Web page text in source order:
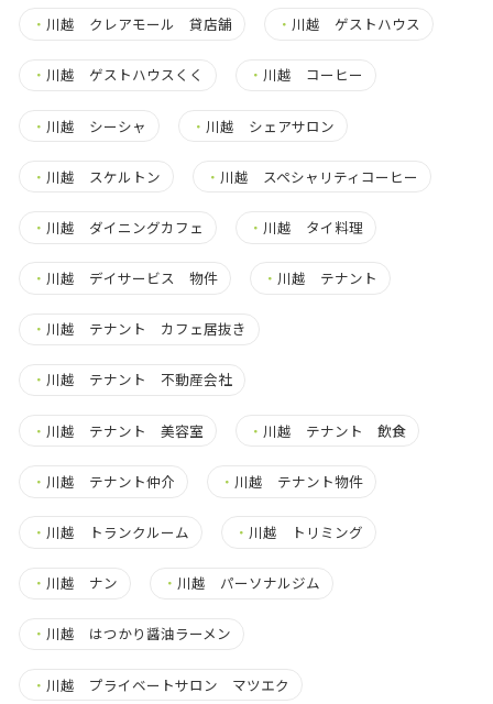
・ 川越 クレアモール 貸店舗 ・ 川越 ゲストハウス
・ 川越 ゲストハウスくく ・ 川越 コーヒー
・ 川越 シーシャ ・ 川越 シェアサロン
・ 川越 スケルトン ・ 川越 スペシャリティコーヒー
・ 川越 ダイニングカフェ ・ 川越 タイ料理
・ 川越 デイサービス 物件 ・ 川越 テナント
・ 川越 テナント カフェ居抜き
・ 川越 テナント 不動産会社
・ 川越 テナント 美容室 ・ 川越 テナント 飲食
・ 川越 テナント仲介 ・ 川越 テナント物件
・ 川越 トランクルーム ・ 川越 トリミング
・ 川越 ナン ・ 川越 パーソナルジム
・ 川越 はつかり醤油ラーメン
・ 川越 プライベートサロン マツエク